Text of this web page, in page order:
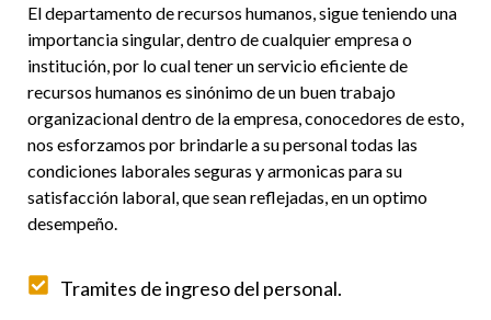
El departamento de recursos humanos, sigue teniendo una
importancia singular, dentro de cualquier empresa o
institución, por lo cual tener un servicio eficiente de
recursos humanos es sinónimo de un buen trabajo
organizacional dentro de la empresa, conocedores de esto,
nos esforzamos por brindarle a su personal todas las
condiciones laborales seguras y armonicas para su
satisfacción laboral, que sean reflejadas, en un optimo
desempeño.
Tramites de ingreso del personal.